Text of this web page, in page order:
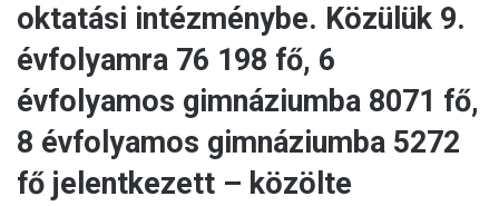
oktatási intézménybe. Közülük 9.
évfolyamra 76 198 fő, 6
évfolyamos gimnáziumba 8071 fő,
8 évfolyamos gimnáziumba 5272
fő jelentkezett – közölte